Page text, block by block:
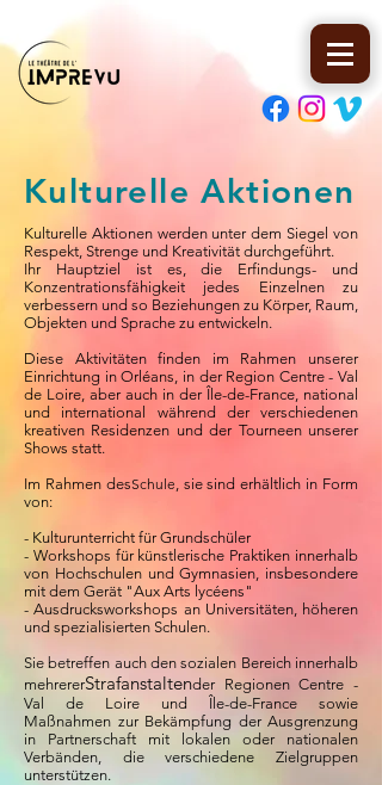
Kulturelle Aktionen
Kulturelle Aktionen werden unter dem Siegel von
Respekt, Strenge und Kreativität durchgeführt.
Ihr Hauptziel ist es, die Erfindungs- und
Konzentrationsfähigkeit jedes Einzelnen zu
verbessern und so Beziehungen zu Körper, Raum,
Objekten und Sprache zu entwickeln.
Diese Aktivitäten finden im Rahmen unserer
Einrichtung in Orléans, in der Region Centre - Val
de Loire, aber auch in der Île-de-France, national
und international während der verschiedenen
kreativen Residenzen und der Tourneen unserer
Shows statt.
Im Rahmen desSchule, sie sind erhältlich in Form
von:
- Kulturunterricht für Grundschüler
- Workshops für künstlerische Praktiken innerhalb
von Hochschulen und Gymnasien, insbesondere
mit dem Gerät "Aux Arts lycéens"
- Ausdrucksworkshops an Universitäten, höheren
und spezialisierten Schulen.
Sie betreffen auch den sozialen Bereich innerhalb
mehrererStrafanstaltender Regionen Centre -
Val de Loire und Île-de-France sowie
Maßnahmen zur Bekämpfung der Ausgrenzung
in Partnerschaft mit lokalen oder nationalen
Verbänden, die verschiedene Zielgruppen
unterstützen.